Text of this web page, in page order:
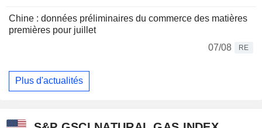
Chine : données préliminaires du commerce des matières
premières pour juillet
07/08
RE
Plus d'actualités